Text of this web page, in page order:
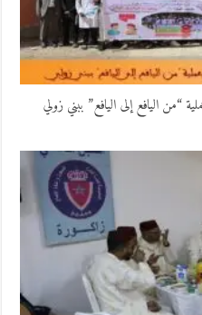
“من اليافع إلى اليافع” ببني زولي